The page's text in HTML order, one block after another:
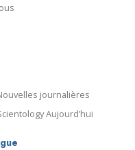
journalières
Aujourd’hui